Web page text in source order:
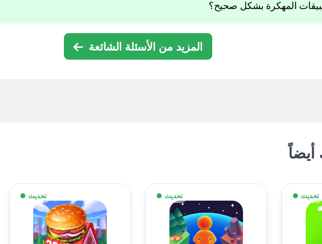
المهكرة بشكل صحيح؟
المزيد من الأسئلة الشائعة
تحديث تحديث تحديث